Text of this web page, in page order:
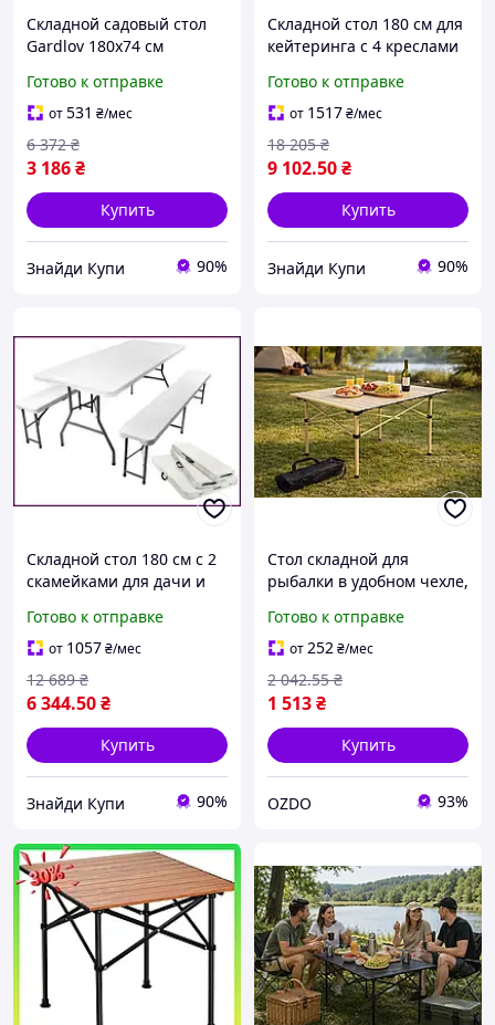
Складной садовый стол
Gardlov 180х74 см
для пикников и
мероприятий
Готово к отправке
от531 ₴/мес
3 186₴
6 372 ₴
Купить
Знайди Купи 90%
Складной стол 180 см для
кейтеринга с 4 креслами
вариант для банкетов и
пикников
Готово к отправке
от 1517₴/мес
9 102.50₴
18 205 ₴
Купить
Знайди Купи 90%
Складной стол 180 см с 2
скамейками для дачи и
конструкция и удобное
хранение, идеален для
пикников и мероприятий
Готово к отправке
от 1057₴/мес
6 344.50₴
12 689 ₴
Купить
Знайди Купи 90%
Стол складной для
рыбалки в удобном чехле,
Готово к отправке
от252₴/мес
1 513₴
2 042.55 ₴
Купить
OZDO 93%